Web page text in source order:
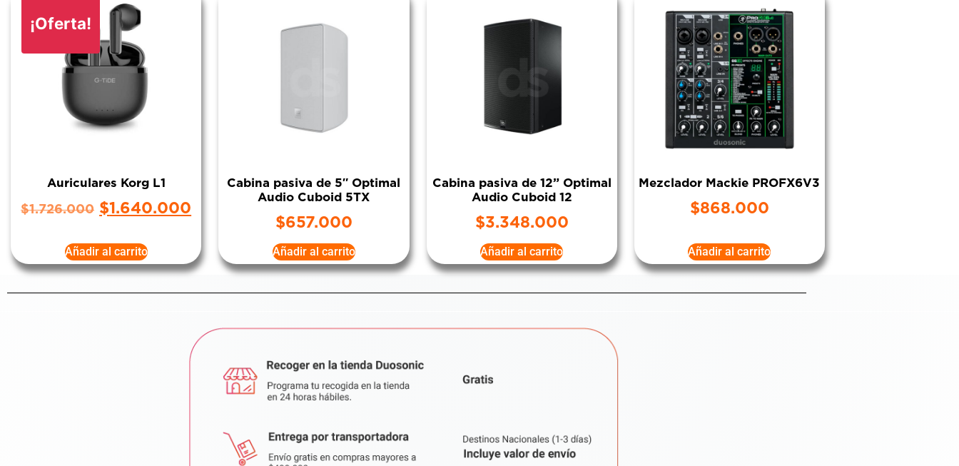
¡Oferta!
Auriculares Korg L1
$1.726.000 $1.640.000
Añadir al carrito
Cabina pasiva de 5″ Optimal
Audio Cuboid 5TX
$657.000
Añadir al carrito
Cabina pasiva de 12” Optimal
Audio Cuboid 12
$3.348.000
Añadir al carrito
Mezclador Mackie PROFX6V3
$868.000
Añadir al carrito